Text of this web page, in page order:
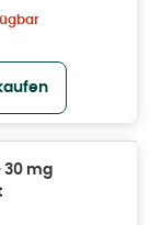
30 mg